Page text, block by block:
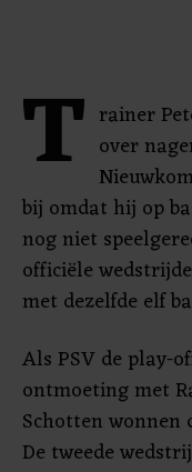
T rainer
over
bij omdat hij op
nog niet
officiële
met dezelfde elf
Als PSV de play-
ontmoeting met
Schotten wonnen
De tweede